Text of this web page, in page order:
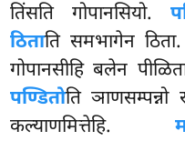
तिंसति गोपानसियो.
ठिताति समभागेन ठिता.
गोपानसीहि बलेन
पण्डितोति ञाणसम्पन्नो
कल्याणमित्तेहि.